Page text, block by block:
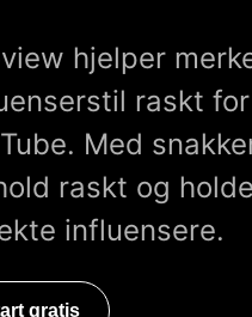
hjelper
raskt
Med
raskt og
influensere.
gratis